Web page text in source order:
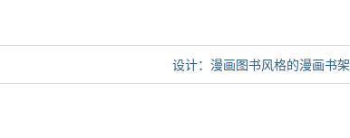
设计：漫画图书风格的漫画书架